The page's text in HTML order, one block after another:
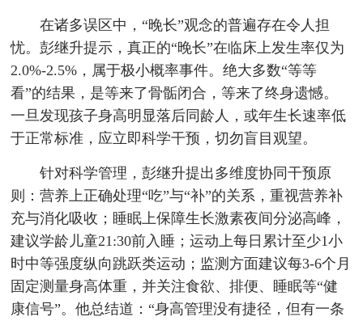
在诸多误区中，“晚长”观念的普遍存在令人担
忧。彭继升提示，真正的“晚长”在临床上发生率仅为
2.0%-2.5%，属于极小概率事件。绝大多数“等等
看”的结果，是等来了骨骺闭合，等来了终身遗憾。
一旦发现孩子身高明显落后同龄人，或年生长速率低
于正常标准，应立即科学干预，切勿盲目观望。
针对科学管理，彭继升提出多维度协同干预原
则：营养上正确处理“吃”与“补”的关系，重视营养补
充与消化吸收；睡眠上保障生长激素夜间分泌高峰，
建议学龄儿童21:30前入睡；运动上每日累计至少1小
时中等强度纵向跳跃类运动；监测方面建议每3-6个月
固定测量身高体重，并关注食欲、排便、睡眠等“健
康信号”。他总结道：“身高管理没有捷径，但有一条